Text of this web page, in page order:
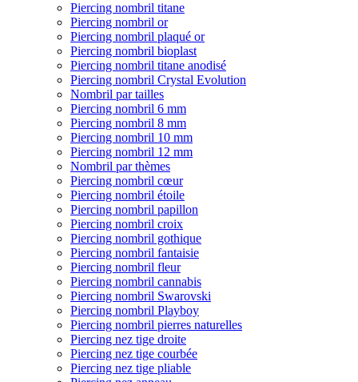
Piercing nombril titane
Piercing nombril or
Piercing nombril plaqué or
Piercing nombril bioplast
Piercing nombril titane anodisé
Piercing nombril Crystal Evolution
Nombril par tailles
Piercing nombril 6 mm
Piercing nombril 8 mm
Piercing nombril 10 mm
Piercing nombril 12 mm
Nombril par thèmes
Piercing nombril cœur
Piercing nombril étoile
Piercing nombril papillon
Piercing nombril croix
Piercing nombril gothique
Piercing nombril fantaisie
Piercing nombril fleur
Piercing nombril cannabis
Piercing nombril Swarovski
Piercing nombril Playboy
Piercing nombril pierres naturelles
Piercing nez tige droite
Piercing nez tige courbée
Piercing nez tige pliable